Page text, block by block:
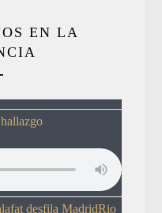
EN LA
desfila MadridRio